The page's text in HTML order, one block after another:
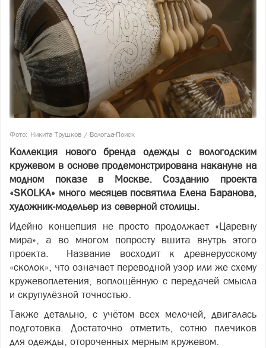
Фото: Никита Трушков / Вологда-Поиск
Коллекция нового бренда одежды с вологодским
кружевом в основе продемонстрирована накануне на
модном показе в Москве. Созданию проекта
«SKOLKA» много месяцев посвятила Елена Баранова,
художник-модельер из северной столицы.
Идейно концепция не просто продолжает «Царевну
мира», а во многом попросту вшита внутрь этого
проекта. Название восходит к древнерусскому
«сколок», что означает переводной узор или же схему
кружевоплетения, воплощённую с передачей смысла
и скрупулёзной точностью.
Также детально, с учётом всех мелочей, двигалась
подготовка. Достаточно отметить, сотню плечиков
для одежды, отороченных мерным кружевом.